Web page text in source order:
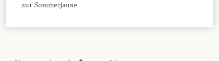
zur Sommerjause